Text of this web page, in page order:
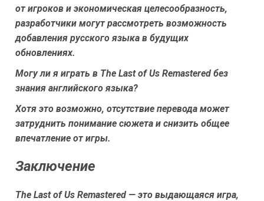
от игроков и экономическая целесообразность,
разработчики могут рассмотреть возможность
добавления русского языка в будущих
обновлениях.
Могу ли я играть в The Last of Us Remastered без
знания английского языка?
Хотя это возможно, отсутствие перевода может
затруднить понимание сюжета и снизить общее
впечатление от игры.
Заключение
The Last of Us Remastered — это выдающаяся игра,